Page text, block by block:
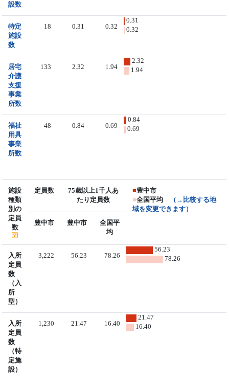
設数
特定
施設
数
18 0.31 0.32
0.31
0.32
居宅
介護
支援
事業
所数
133 2.32 1.94
2.32
1.94
福祉
用具
事業
所数
48 0.84 0.69
0.84
0.69
施設
種類
別の
定員
数
定員数
75歳以上1千人あ
たり定員数
■豊中市
■全国平均
（→比較する地
域を変更できます）
豊中市
豊中市
全国平
均
入所
定員
数
（入
所
型）
3,222 56.23 78.26
56.23
78.26
入所
定員
数
（特
定施
設）
1,230 21.47 16.40
21.47
16.40